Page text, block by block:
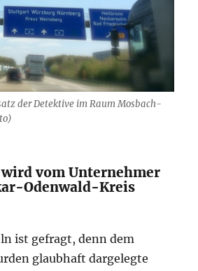
der Detektive im Raum Mosbach-
vom Unternehmer
Odenwald-Kreis
ist gefragt, denn dem
glaubhaft dargelegte